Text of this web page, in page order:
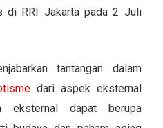
di RRI Jakarta pada 2 Juli
tantangan dalam
dari aspek eksternal
eksternal dapat berupa